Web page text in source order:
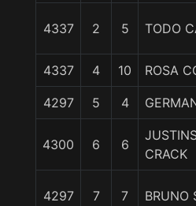
4337 2 5 TODO
4337 4 10 ROSA
4297 5 4
4300 6 6
CRACK
4297 7 7 BRUNO